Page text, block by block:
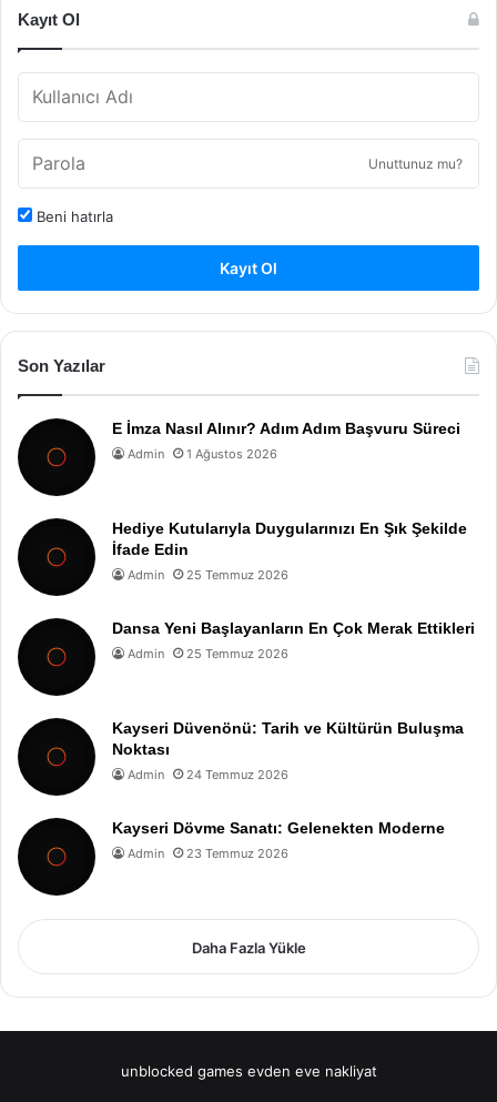
Kayıt Ol
Unuttunuz mu?
Beni hatırla
Kayıt Ol
Son Yazılar
E İmza Nasıl Alınır? Adım Adım Başvuru Süreci
Admin 1 Ağustos 2026
Hediye Kutularıyla Duygularınızı En Şık Şekilde
İfade Edin
Admin 25 Temmuz 2026
Dansa Yeni Başlayanların En Çok Merak Ettikleri
Admin 25 Temmuz 2026
Kayseri Düvenönü: Tarih ve Kültürün Buluşma
Noktası
Admin 24 Temmuz 2026
Kayseri Dövme Sanatı: Gelenekten Moderne
Admin 23 Temmuz 2026
Daha Fazla Yükle
unblocked games evden eve nakliyat